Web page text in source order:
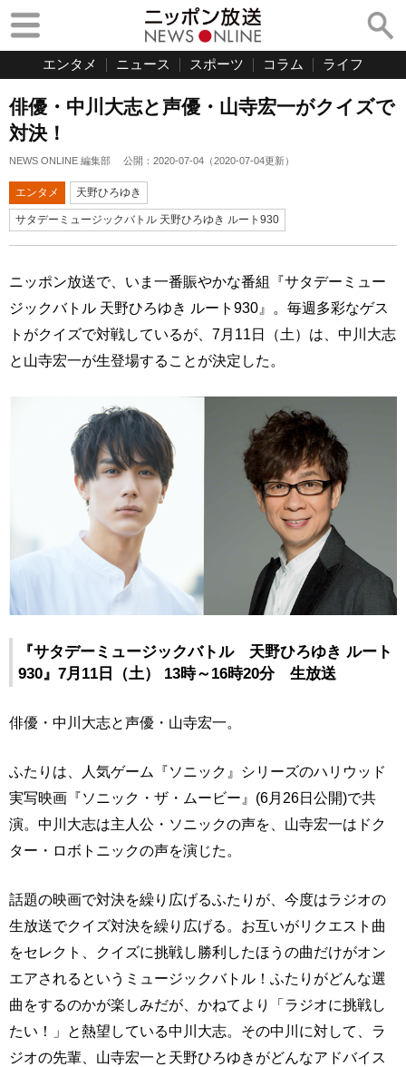
エンタメ ニュース スポーツ コラム ライフ
俳優・中川大志と声優・山寺宏一がクイズで
対決！
NEWS ONLINE 編集部 公開： 2020-07-04 （2020-07-04更新）
エンタメ 天野ひろゆき
サタデーミュージックバトル 天野ひろゆき ルート930
ニッポン放送で、いま一番賑やかな番組『サタデーミュー
ジックバトル 天野ひろゆき ルート930』。毎週多彩なゲス
トがクイズで対戦しているが、7月11日（土）は、中川大志
と山寺宏一が生登場することが決定した。
『サタデーミュージックバトル 天野ひろゆき ルート
930』7月11日（土） 13時～16時20分 生放送
俳優・中川大志と声優・山寺宏一。
ふたりは、人気ゲーム『ソニック』シリーズのハリウッド
実写映画『ソニック・ザ・ムービー』(6月26日公開)で共
演。中川大志は主人公・ソニックの声を、山寺宏一はドク
ター・ロボトニックの声を演じた。
話題の映画で対決を繰り広げるふたりが、今度はラジオの
生放送でクイズ対決を繰り広げる。お互いがリクエスト曲
をセレクト、クイズに挑戦し勝利したほうの曲だけがオン
エアされるというミュージックバトル！ふたりがどんな選
曲をするのかが楽しみだが、かねてより「ラジオに挑戦し
たい！」と熱望している中川大志。その中川に対して、ラ
ジオの先輩、山寺宏一と天野ひろゆきがどんなアドバイス